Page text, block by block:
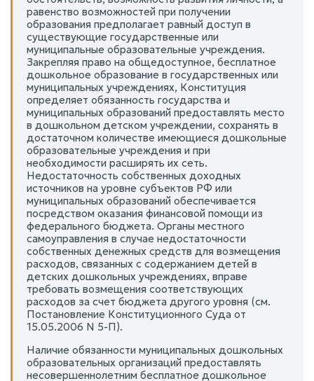
равенство возможностей при получении
образования предполагает равный доступ в
существующие государственные или
муниципальные образовательные учреждения.
Закрепляя право на общедоступное, бесплатное
дошкольное образование в государственных или
муниципальных учреждениях, Конституция
определяет обязанность государства и
муниципальных образований предоставлять место
в дошкольном детском учреждении, сохранять в
достаточном количестве имеющиеся дошкольные
образовательные учреждения и при
необходимости расширять их сеть.
Недостаточность собственных доходных
источников на уровне субъектов РФ или
муниципальных образований обеспечивается
посредством оказания финансовой помощи из
федерального бюджета. Органы местного
самоуправления в случае недостаточности
собственных денежных средств для возмещения
расходов, связанных с содержанием детей в
детских дошкольных учреждениях, вправе
требовать возмещения соответствующих
расходов за счет бюджета другого уровня (см.
Постановление Конституционного Суда от
15.05.2006 N 5-П).
Наличие обязанности муниципальных дошкольных
образовательных организаций предоставлять
несовершеннолетним бесплатное дошкольное